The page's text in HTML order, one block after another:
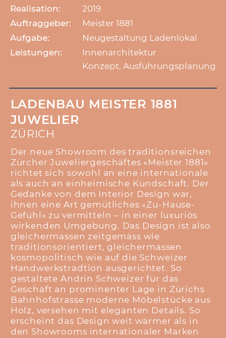
Realisation:
2019
Auftraggeber:
Meister 1881
Aufgabe:
Neugestaltung Ladenlokal
Leistungen:
Innenarchitektur
Konzept, Ausführungsplanung
LADENBAU MEISTER 1881
JUWELIER
ZÜRICH
Der neue Showroom des traditionsreichen
Zürcher Juweliergeschäftes «Meister 1881»
richtet sich sowohl an eine internationale
als auch an einheimische Kundschaft. Der
Gedanke von dem Interior Design war,
ihnen eine Art gemütliches «Zu-Hause-
Gefühl» zu vermitteln – in einer luxuriös
wirkenden Umgebung. Das Design ist also
gleichermassen zeitgemäss wie
traditionsorientiert, gleichermassen
kosmopolitisch wie auf die Schweizer
Handwerkstradtion ausgerichtet. So
gestaltete Andrin Schweizer für das
Geschäft an prominenter Lage in Zürichs
Bahnhofstrasse moderne Möbelstücke aus
Holz, versehen mit eleganten Details. So
erscheint das Design weit wärmer als in
den Showrooms internationaler Marken